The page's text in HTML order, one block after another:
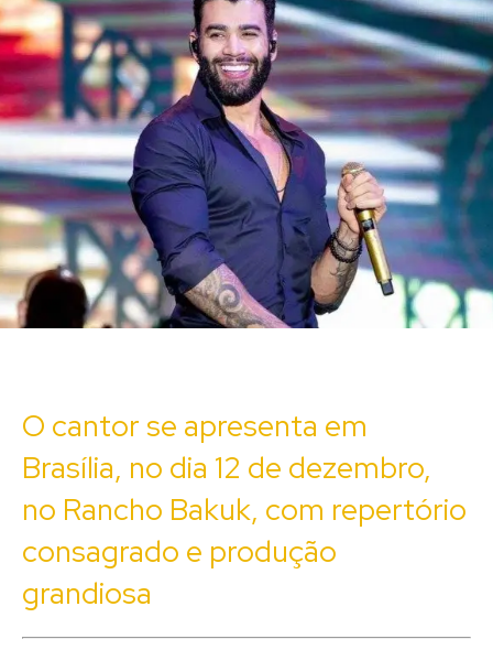
O cantor se apresenta em
Brasília, no dia 12 de dezembro,
no Rancho Bakuk, com repertório
consagrado e produção
grandiosa